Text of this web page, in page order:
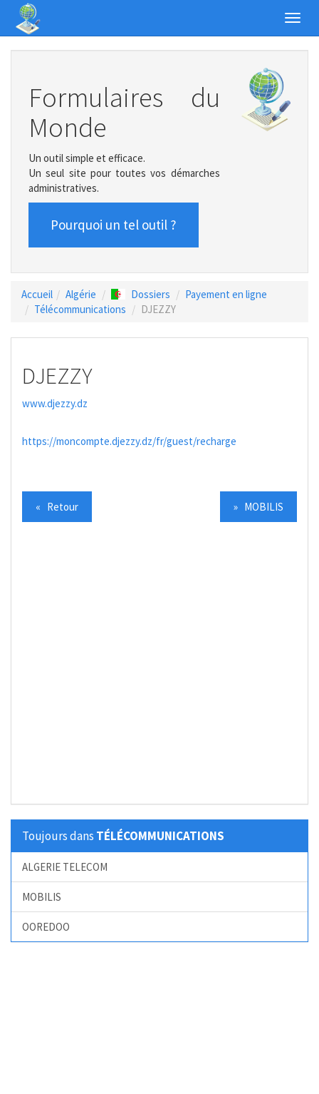
Formulaires du
Monde
Un outil simple et efficace.
Un seul site pour toutes vos démarches
administratives.
Pourquoi un tel outil ?
Accueil Algérie Dossiers
Payement en ligne
Télécommunications
DJEZZY
DJEZZY
www.djezzy.dz
https://moncompte.djezzy.dz/fr/guest/recharge
« Retour » MOBILIS
Toujours dans TÉLÉCOMMUNICATIONS
ALGERIE TELECOM
MOBILIS
OOREDOO